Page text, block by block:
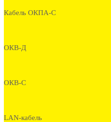
Кабель ОКПА-С
ОКВ-Д
ОКВ-С
LAN-кабель